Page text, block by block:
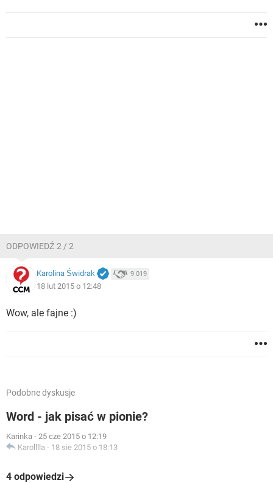
ODPOWIEDŹ 2 / 2
Karolina Świdrak 9 019
18 lut 2015 o 12:48
Wow, ale fajne :)
Podobne dyskusje
Word - jak pisać w pionie?
Karinka - 25 cze 2015 o 12:19
Karolllla - 18 sie 2015 o 18:13
4 odpowiedzi